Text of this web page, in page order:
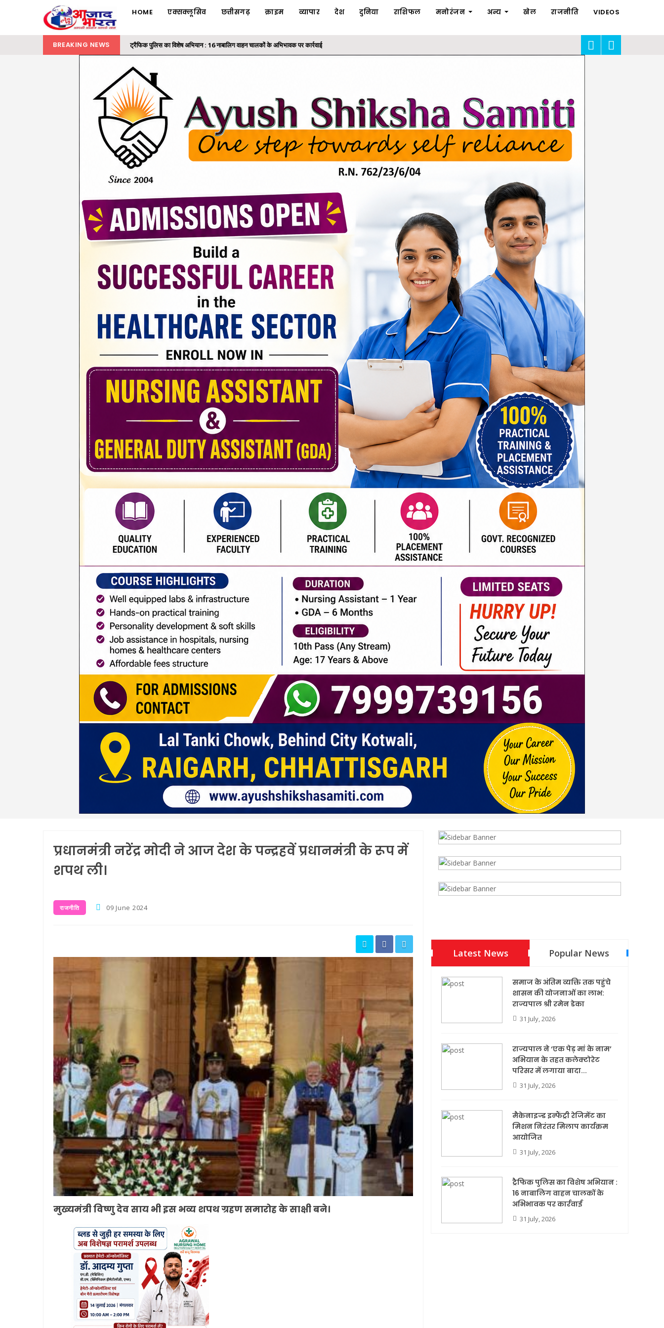
HOME एक्सक्लूसिव छत्तीसगढ़ क्राइम व्यापार देश दुनिया राशिफल मनोरंजन अन्य खेल राजनीति VIDEOS
BREAKING NEWS ट्रैफिक पुलिस का विशेष अभियान : 16 नाबालिग वाहन चालकों के अभिभावक पर कार्रवाई
रायगढ़ में 32 लाख की ट्रांसपोर्ट कंपनी धोखाधड़ी का फरार आरोपी गिरफ्तार, 'ऑपरेशन क्लीन हंट' के तहत...
समाज के अंतिम व्यक्ति तक पहुंचे शासन की योजनाओं का लाभ: राज्यपाल श्री रमेन डेका
राज्यपाल ने ‘एक पेड़ मां के नाम’ अभियान के तहत कलेक्टोरेट परिसर में लगाया बादाम का पौधा
मैकेनाइज्ड इन्फैंट्री रेजिमेंट का मिशन निरंतर मिलाप कार्यक्रम आयोजित
प्रधानमंत्री नरेंद्र मोदी ने आज देश के पन्द्रहवें प्रधानमंत्री के रूप में
शपथ ली।
राजनीति 09 June 2024
मुख्यमंत्री विष्णु देव साय भी इस भव्य शपथ ग्रहण समारोह के साक्षी बने।
Latest News Popular News
समाज के अंतिम व्यक्ति तक पहुंचे
शासन की योजनाओं का लाभ:
राज्यपाल श्री रमेन डेका
31 July, 2026
राज्यपाल ने ‘एक पेड़ मां के नाम’
अभियान के तहत कलेक्टोरेट
परिसर में लगाया बादा...
31 July, 2026
मैकेनाइज्ड इन्फैंट्री रेजिमेंट का
मिशन निरंतर मिलाप कार्यक्रम
आयोजित
31 July, 2026
ट्रैफिक पुलिस का विशेष अभियान :
16 नाबालिग वाहन चालकों के
अभिभावक पर कार्रवाई
31 July, 2026